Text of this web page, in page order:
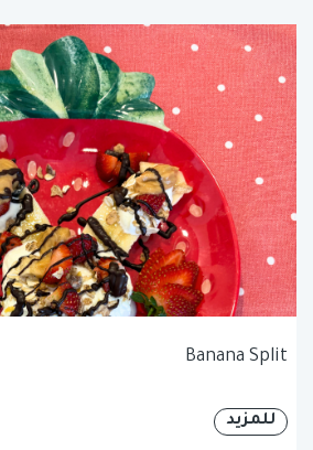
Banana Split
للمزيد